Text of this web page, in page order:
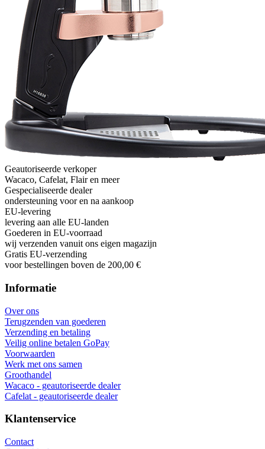
Voeg recensie toe
Geautoriseerde verkoper
Wacaco, Cafelat, Flair en meer
Gespecialiseerde dealer
ondersteuning voor en na aankoop
EU-levering
levering aan alle EU-landen
Goederen in EU-voorraad
wij verzenden vanuit ons eigen magazijn
Gratis EU-verzending